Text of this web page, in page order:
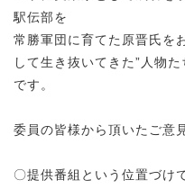
駅伝部を
常勝軍団に育てた原晋氏を
して生き抜いてきた”人物
です。
委員の皆様から頂いたご意
〇提供番組という位置づけ